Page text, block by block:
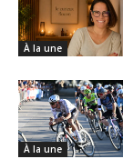
À la une
À la une